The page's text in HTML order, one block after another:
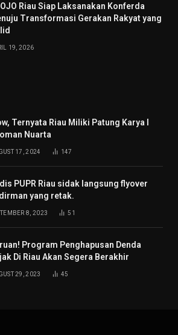
Riau Siap Laksanakan Konferda
Transformasi Gerakan Rakyat yang
19, 2026
Ternyata Riau Miliki Patung Karya I
Nuarta
17, 2024 147
PUPR Riau sidak langsung flyover
yang retak.
8, 2023 51
Program Penghapusan Denda
Di Riau Akan Segera Berakhir
29, 2023 45